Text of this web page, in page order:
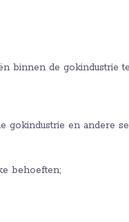
binnen de gokindustrie te
gokindustrie en andere
behoeften;